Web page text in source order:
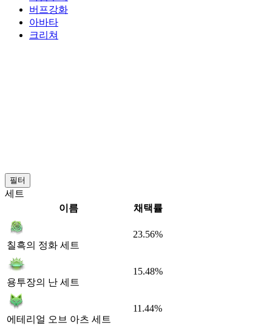
버프강화
아바타
크리쳐
필터
세트
이름
채택률
칠흑의 정화 세트
23.56%
용투장의 난 세트
15.48%
에테리얼 오브 아츠 세트
11.44%